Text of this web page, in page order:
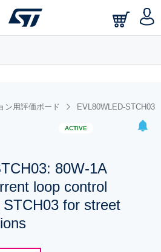
saved searches.
ン用評価ボード EVL80WLED-STCH03
ACTIVE
80W-1A
loop control
for street